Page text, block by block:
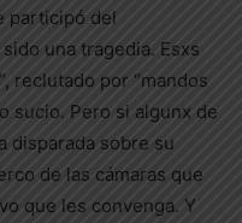
participó del
una tragedia. Esxs
reclutado por “mandos
sucio. Pero si algunx de
disparada sobre su
de las cámaras que
que les convenga. Y